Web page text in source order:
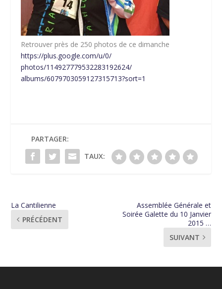
Retrouver près de 250 photos de ce dimanche
https://plus.google.com/u/0/
photos/114927779532283192624/
albums/6079703059127315713?sort=1
PARTAGER:
TAUX:
La Cantilienne
PRÉCÉDENT
Assemblée Générale et
Soirée Galette du 10 Janvier
2015 …
SUIVANT